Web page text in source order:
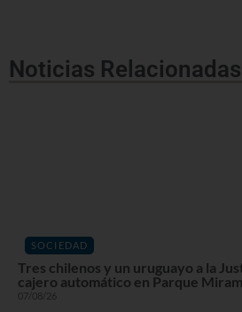
Noticias Relacionadas
SOCIEDAD
Tres chilenos y un uruguayo a la
cajero automático en Parque
07/08/26